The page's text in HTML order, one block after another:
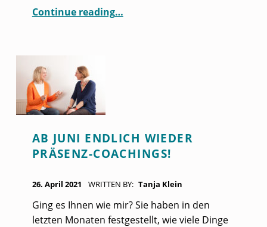
Continue reading“Mein erster Lehrauftrag an der Internationalen Hochschule”
…
AB JUNI ENDLICH WIEDER
PRÄSENZ-COACHINGS!
26. April 2021 WRITTEN BY: Tanja Klein
Ging es Ihnen wie mir? Sie haben in den
letzten Monaten festgestellt, wie viele Dinge